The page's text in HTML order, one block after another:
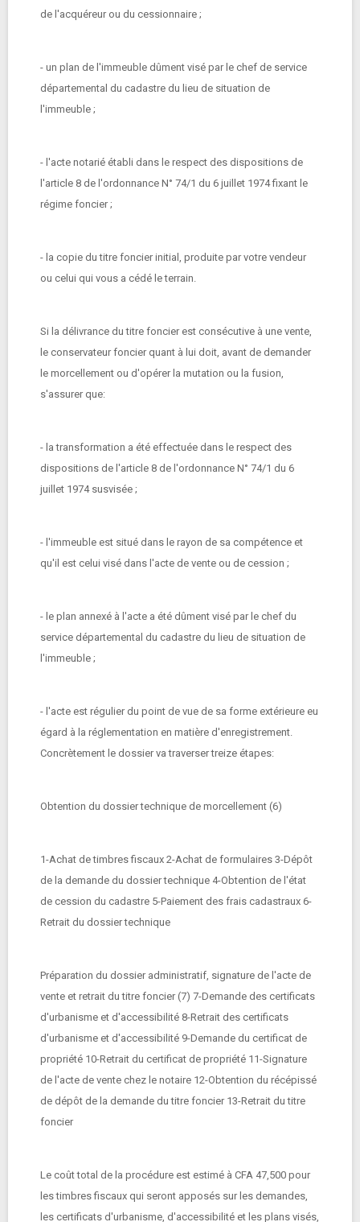
de l'acquéreur ou du cessionnaire ;
- un plan de l'immeuble dûment visé par le chef de service
départemental du cadastre du lieu de situation de
l'immeuble ;
- l'acte notarié établi dans le respect des dispositions de
l'article 8 de l'ordonnance N° 74/1 du 6 juillet 1974 fixant le
régime foncier ;
- la copie du titre foncier initial, produite par votre vendeur
ou celui qui vous a cédé le terrain.
Si la délivrance du titre foncier est consécutive à une vente,
le conservateur foncier quant à lui doit, avant de demander
le morcellement ou d'opérer la mutation ou la fusion,
s'assurer que:
- la transformation a été effectuée dans le respect des
dispositions de l'article 8 de l'ordonnance N° 74/1 du 6
juillet 1974 susvisée ;
- l'immeuble est situé dans le rayon de sa compétence et
qu'il est celui visé dans l'acte de vente ou de cession ;
- le plan annexé à l'acte a été dûment visé par le chef du
service départemental du cadastre du lieu de situation de
l'immeuble ;
- l'acte est régulier du point de vue de sa forme extérieure eu
égard à la réglementation en matière d'enregistrement.
Concrètement le dossier va traverser treize étapes:
Obtention du dossier technique de morcellement (6)
1-Achat de timbres fiscaux 2-Achat de formulaires 3-Dépôt
de la demande du dossier technique 4-Obtention de l'état
de cession du cadastre 5-Paiement des frais cadastraux 6-
Retrait du dossier technique
Préparation du dossier administratif, signature de l'acte de
vente et retrait du titre foncier (7) 7-Demande des certificats
d'urbanisme et d'accessibilité 8-Retrait des certificats
d'urbanisme et d'accessibilité 9-Demande du certificat de
propriété 10-Retrait du certificat de propriété 11-Signature
de l'acte de vente chez le notaire 12-Obtention du récépissé
de dépôt de la demande du titre foncier 13-Retrait du titre
foncier
Le coût total de la procédure est estimé à CFA 47,500 pour
les timbres fiscaux qui seront apposés sur les demandes,
les certificats d'urbanisme, d'accessibilité et les plans visés,